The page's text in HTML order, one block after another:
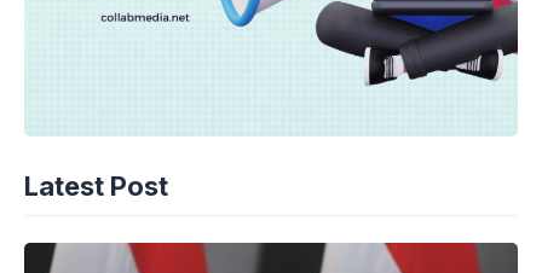
Latest Post